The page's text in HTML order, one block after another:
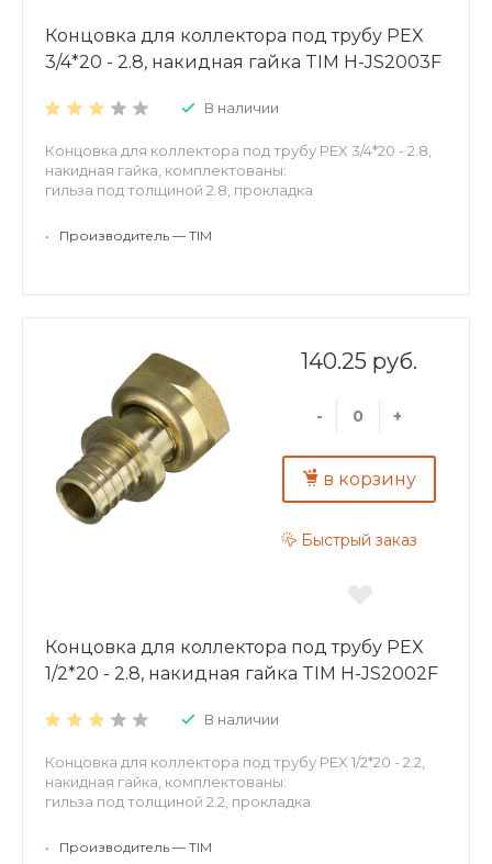
Концовка для коллектора под трубу PEX
3/4*20 - 2.8, накидная гайка TIM H-JS2003F
В наличии
Концовка для коллектора под трубу PEX 3/4*20 - 2.8,
накидная гайка, комплектованы:
гильза под толщиной 2.8, прокладка
• Производитель — TIM
140.25 руб.
- +
в корзину
Быстрый заказ
Концовка для коллектора под трубу PEX
1/2*20 - 2.8, накидная гайка TIM H-JS2002F
В наличии
Концовка для коллектора под трубу PEX 1/2*20 - 2.2,
накидная гайка, комплектованы:
гильза под толщиной 2.2, прокладка
• Производитель — TIM